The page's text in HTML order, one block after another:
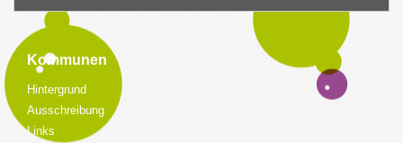
Kommunen
Hintergrund
Ausschreibung
Links